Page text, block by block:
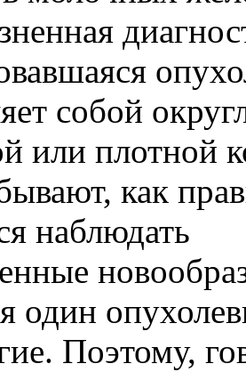
собой
или плотной
как
наблюдать
один
Поэтому,